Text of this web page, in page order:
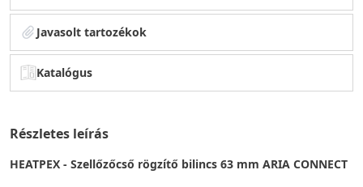
Javasolt tartozékok
Katalógus
Részletes leírás
HEATPEX - Szellőzőcső rögzítő bilincs 63 mm ARIA CONNECT